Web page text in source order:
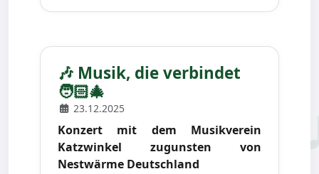
🎶 Musik, die verbindet
🧑🏻‍🎄
23.12.2025
Konzert mit dem Musikverein
Katzwinkel zugunsten von
Nestwärme Deutschland